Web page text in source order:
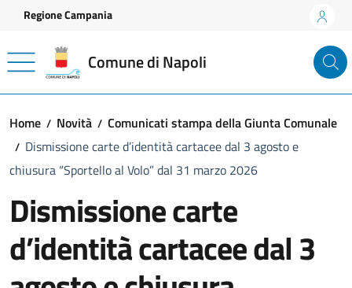
Vai ai contenuti
Vai al footer
Regione Campania
Comune di Napoli
Home Novità
Comunicati stampa della Giunta Comunale
Dismissione carte d’identità cartacee dal 3 agosto e
chiusura “Sportello al Volo” dal 31 marzo 2026
Dismissione carte
d’identità cartacee dal 3